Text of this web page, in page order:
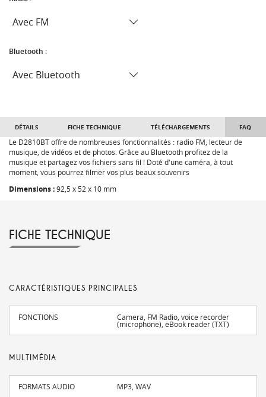
Bluetooth :
DÉTAILS FICHE TECHNIQUE TÉLÉCHARGEMENTS FAQ
Le D2810BT offre de nombreuses fonctionnalités : radio FM, lecteur de
musique, de vidéos et de photos. Grâce au Bluetooth profitez de la
musique et partagez vos fichiers sans fil ! Doté d'une caméra, à tout
moment, vous pourrez filmer vos plus beaux souvenirs
Dimensions :92,5 x 52 x 10 mm
FICHE TECHNIQUE
CARACTÉRISTIQUES PRINCIPALES
FONCTIONS Camera, FM Radio, voice recorder
(microphone), eBook reader (TXT)
MULTIMÉDIA
FORMATS AUDIO MP3, WAV